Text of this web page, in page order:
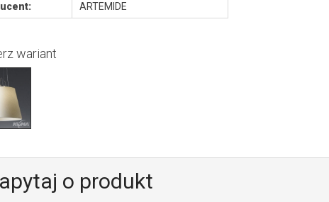
ARTEMIDE
wariant
o produkt